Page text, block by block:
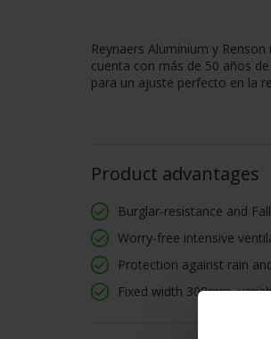
Reynaers Aluminium y
cuenta con más de 50 años
para un ajuste perfecto en la
Product advantages
Burglar-resistance and
Worry-free intensive
Protection against rain
Fixed width 308mm,